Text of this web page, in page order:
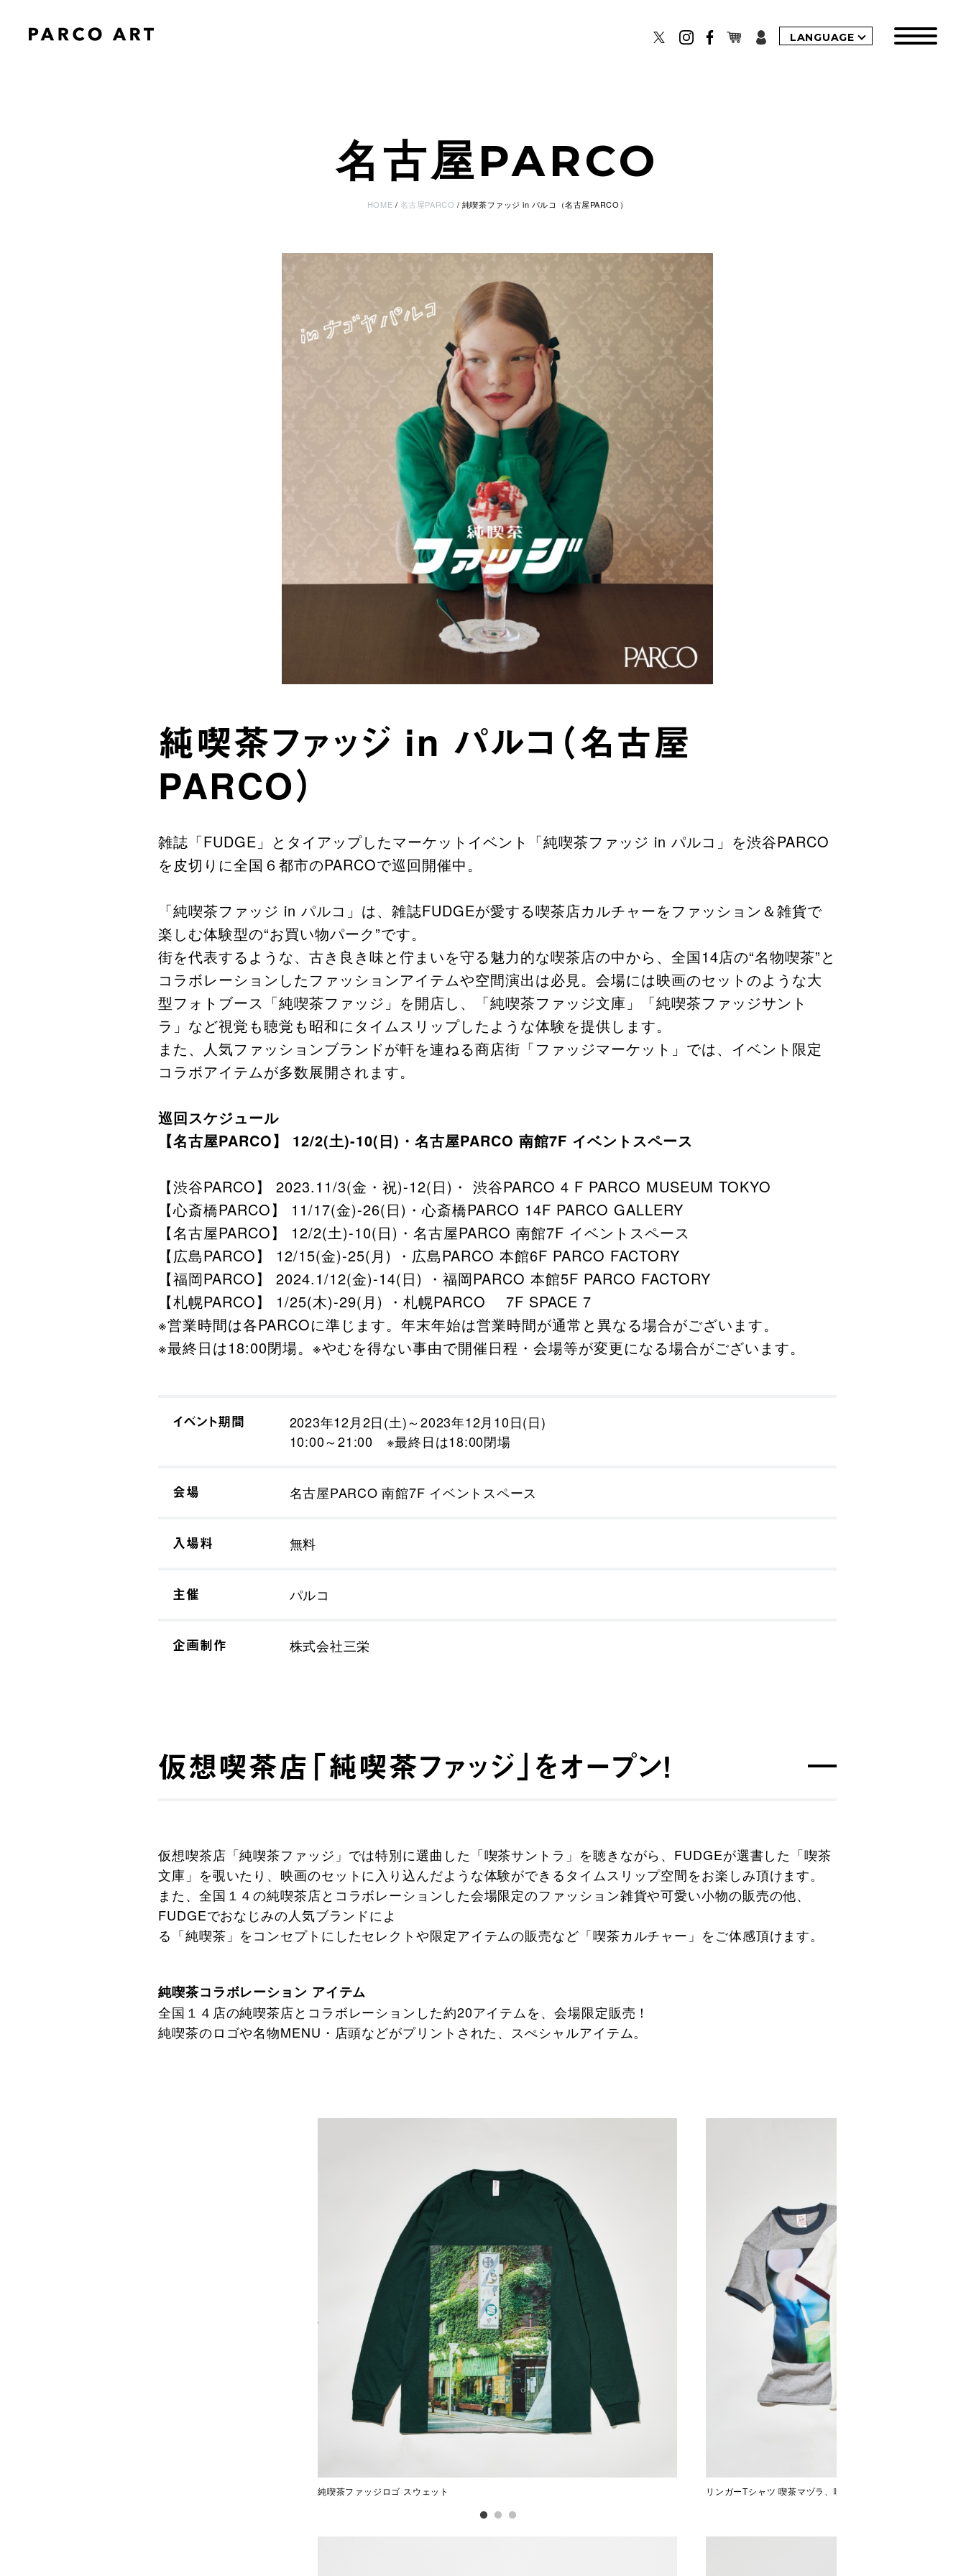
LANGUAGE
名古屋PARCO
HOME 名古屋PARCO 純喫茶ファッジ in パルコ（名古屋PARCO）
純喫茶ファッジ in パルコ（名古屋
PARCO）
雑誌「FUDGE」とタイアップしたマーケットイベント「純喫茶ファッジ in パルコ」を渋谷PARCO
を皮切りに全国６都市のPARCOで巡回開催中。
「純喫茶ファッジ in パルコ」は、雑誌FUDGEが愛する喫茶店カルチャーをファッション＆雑貨で
楽しむ体験型の“お買い物パーク”です。
街を代表するような、古き良き味と佇まいを守る魅力的な喫茶店の中から、全国14店の“名物喫茶”と
コラボレーションしたファッションアイテムや空間演出は必見。会場には映画のセットのような大
型フォトブース「純喫茶ファッジ」を開店し、「純喫茶ファッジ文庫」「純喫茶ファッジサント
ラ」など視覚も聴覚も昭和にタイムスリップしたような体験を提供します。
また、人気ファッションブランドが軒を連ねる商店街「ファッジマーケット」では、イベント限定
コラボアイテムが多数展開されます。
巡回スケジュール
【名古屋PARCO】 12/2(土)-10(日)・名古屋PARCO 南館7F イベントスペース
【渋谷PARCO】 2023.11/3(金・祝)-12(日)・ 渋谷PARCO 4 F PARCO MUSEUM TOKYO
【心斎橋PARCO】 11/17(金)-26(日)・心斎橋PARCO 14F PARCO GALLERY
【名古屋PARCO】 12/2(土)-10(日)・名古屋PARCO 南館7F イベントスペース
【広島PARCO】 12/15(金)-25(月) ・広島PARCO 本館6F PARCO FACTORY
【福岡PARCO】 2024.1/12(金)-14(日) ・福岡PARCO 本館5F PARCO FACTORY
【札幌PARCO】 1/25(木)-29(月) ・札幌PARCO 7F SPACE 7
※営業時間は各PARCOに準じます。年末年始は営業時間が通常と異なる場合がございます。
※最終日は18:00閉場。※やむを得ない事由で開催日程・会場等が変更になる場合がございます。
イベント期間
2023年12月2日(土)～2023年12月10日(日)
10:00～21:00 ※最終日は18:00閉場
会場 名古屋PARCO 南館7F イベントスペース
入場料 無料
主催 パルコ
企画制作 株式会社三栄
仮想喫茶店「純喫茶ファッジ」をオープン！
仮想喫茶店「純喫茶ファッジ」では特別に選曲した「喫茶サントラ」を聴きながら、FUDGEが選書した「喫茶
文庫」を覗いたり、映画のセットに入り込んだような体験ができるタイムスリップ空間をお楽しみ頂けます。
また、全国１４の純喫茶店とコラボレーションした会場限定のファッション雑貨や可愛い小物の販売の他、
FUDGEでおなじみの人気ブランドによ
る「純喫茶」をコンセプトにしたセレクトや限定アイテムの販売など「喫茶カルチャー」をご体感頂けます。
純喫茶コラボレーション アイテム
全国１４店の純喫茶店とコラボレーションした約20アイテムを、会場限定販売！
純喫茶のロゴや名物MENU・店頭などがプリントされた、スぺシャルアイテム。
純喫茶ファッジロゴ スウェット リンガーTシャツ 喫茶マヅラ、喫茶ドレミ、珈琲王城